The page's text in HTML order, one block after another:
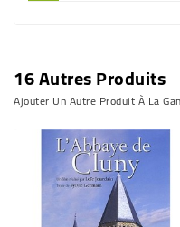
16 Autres Produits
Ajouter Un Autre Produit À La